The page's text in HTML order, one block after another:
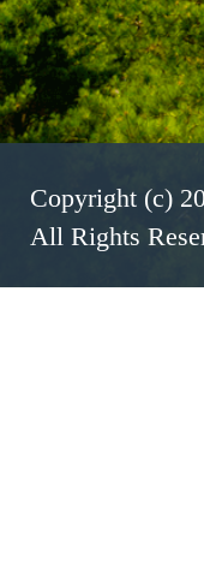
Copyright (c)
All Rights